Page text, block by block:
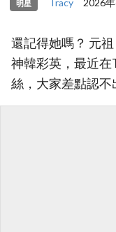
明星
還記得她嗎？ 元
神韓彩英，最近
絲，大家差點認不